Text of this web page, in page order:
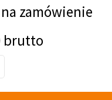
zamówienie
brutto